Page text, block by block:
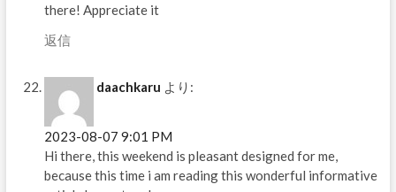
there! Appreciate it
返信
daachkaru より:
2023-08-07 9:01 PM
Hi there, this weekend is pleasant designed for me,
because this time i am reading this wonderful informative